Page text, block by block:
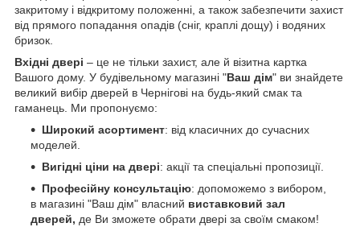
закритому i вiдкритому положеннi, а також забезпечити захист
вiд прямого попадання опадiв (cніг, краплi дощу) i водяних
бризок.
Вхідні двері – це не тільки захист, але й візитна картка
Вашого дому. У будівельному магазині "Ваш дім" ви знайдете
великий вибір дверей в Чернігові на будь-який смак та
гаманець. Ми пропонуємо:
Широкий асортимент: від класичних до сучасних
моделей.
Вигідні ціни на двері: акції та спеціальні пропозиції.
Професійну консультацію: допоможемо з вибором,
в магазині "Ваш дім" власний виставковий зал
дверей, де Ви зможете обрати двері за своїм смаком!